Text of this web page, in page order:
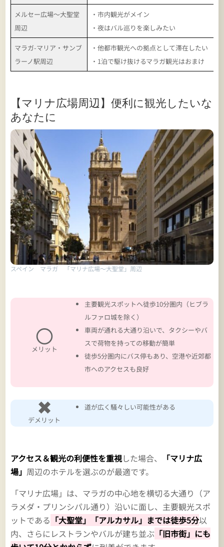
メルセー広場～大聖堂
周辺
・市内観光がメイン
・夜はバル巡りを楽しみたい
マラガ-マリア・サンブ
ラーノ駅周辺
・他都市観光への拠点として滞在したい
・1泊で駆け抜けるマラガ観光はおまけ
【マリナ広場周辺】便利に観光したいな
あなたに
スペイン マラガ 「マリナ広場～大聖堂」周辺
〇
メリット
主要観光スポットへ徒歩10分圏内（ヒブラ
ルファロ城を除く）
車両が通れる大通り沿いで、タクシーやバ
スで荷物を持っての移動が簡単
徒歩5分圏内にバス停もあり、空港や近郊都
市へのアクセスも良好
✖
デメリット
道が広く騒々しい可能性がある
アクセス＆観光の利便性を重視した場合、
「マリナ広
場」 周辺のホテルを選ぶのが最適です。
「マリナ広場」は、マラガの中心地を横切る大通り（ア
ラメダ・プリンシパル通り）沿いに面し、主要観光スポ
ットである 「大聖堂」「アルカサル」までは徒歩5分以
内、さらにレストランやバルが建ち並ぶ 「旧市街」にも